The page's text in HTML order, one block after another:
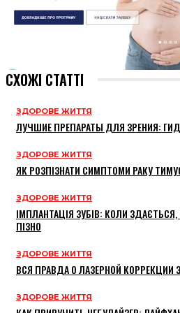
СХОЖІ СТАТТІ
ЗДОРОВЕ ЖИТТЯ
ЛУЧШИЕ ПРЕПАРАТЫ ДЛЯ ЗРЕНИЯ:
ЗДОРОВЕ ЖИТТЯ
ЯК РОЗПІЗНАТИ СИМПТОМИ РАКУ
ЗДОРОВЕ ЖИТТЯ
ІМПЛАНТАЦІЯ ЗУБІВ: КОЛИ
ПІЗНО
ЗДОРОВЕ ЖИТТЯ
ВСЯ ПРАВДА О ЛАЗЕРНОЙ КОРРЕКЦИИ
ЗДОРОВЕ ЖИТТЯ